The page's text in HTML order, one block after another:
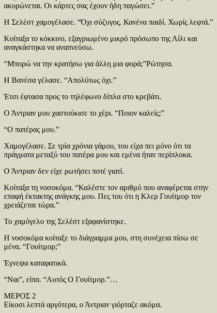
ακυρώνεται. Οι κάρτες σας έχουν ήδη παγώσει.”
Η Σελέστ χαμογέλασε. “Όχι σύζυγος. Κανένα παιδί. Χωρίς λεφτά.”
Κοίταξα το κόκκινο, εξαγριωμένο μικρό πρόσωπο της Λίλι και
αναγκάστηκα να αναπνεύσω.
“Μπορώ να την κρατήσω για άλλη μια φορά;”Ρώτησα.
Η Βανέσα γέλασε. “Απολύτως όχι.”
Έτσι έφτασα προς το τηλέφωνο δίπλα στο κρεβάτι.
Ο Άντριαν μου χαστούκισε το χέρι. “Ποιον καλείς;”
“Ο πατέρας μου.”
Χαμογέλασε. Σε τρία χρόνια γάμου, του είχα πει μόνο ότι τα
πράγματα μεταξύ του πατέρα μου και εμένα ήταν περίπλοκα.
Ο Άντριαν δεν είχε ρωτήσει ποτέ γιατί.
Κοίταξα τη νοσοκόμα. “Καλέστε τον αριθμό που αναφέρεται στην
επαφή έκτακτης ανάγκης μου. Πες του ότι η Κλερ Γουίτμορ τον
χρειάζεται τώρα.”
Το χαμόγελο της Σελέστ εξαφανίστηκε.
Η νοσοκόμα κοίταξε το διάγραμμα μου, στη συνέχεια πίσω σε
μένα. “Γουίτμορ;”
Έγνεψα καταφατικά.
“Ναι”, είπα. “Αυτός Ο Γουίτμορ.”…
ΜΕΡΟΣ 2
Είκοσι λεπτά αργότερα, ο Άντριαν γιόρταζε ακόμα.